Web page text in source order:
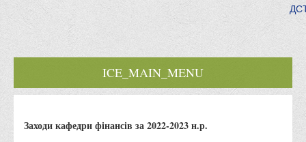
ICE_MAIN_MENU
Історія інституту
Заходи кафедри фінансів за 2022-2023 н.р.